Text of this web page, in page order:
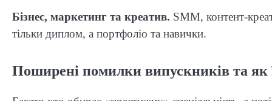
Бізнес, маркетинг та креатив. SMM, контент-
тільки диплом, а портфоліо та навички.
Поширені помилки випускників та як